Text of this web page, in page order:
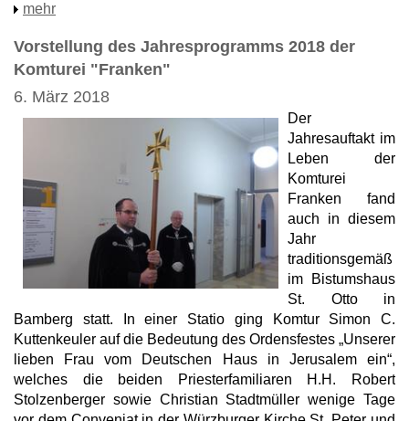
mehr
Vorstellung des Jahresprogramms 2018 der
Komturei "Franken"
6. März 2018
Der
Jahresauftakt im
Leben der
Komturei
Franken fand
auch in diesem
Jahr
traditionsgemäß
im Bistumshaus
St. Otto in
Bamberg statt. In einer Statio ging Komtur Simon C.
Kuttenkeuler auf die Bedeutung des Ordensfestes „Unserer
lieben Frau vom Deutschen Haus in Jerusalem ein“,
welches die beiden Priesterfamiliaren H.H. Robert
Stolzenberger sowie Christian Stadtmüller wenige Tage